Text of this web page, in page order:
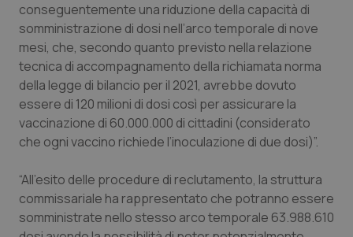
conseguentemente una riduzione della capacità di
somministrazione di dosi nell’arco temporale di nove
mesi, che, secondo quanto previsto nella relazione
tecnica di accompagnamento della richiamata norma
della legge di bilancio per il 2021, avrebbe dovuto
essere di 120 milioni di dosi così per assicurare la
vaccinazione di 60.000.000 di cittadini (considerato
che ogni vaccino richiede l’inoculazione di due dosi)”.
“All’esito delle procedure di reclutamento, la struttura
commissariale ha rappresentato che potranno essere
somministrate nello stesso arco temporale 63.988.610